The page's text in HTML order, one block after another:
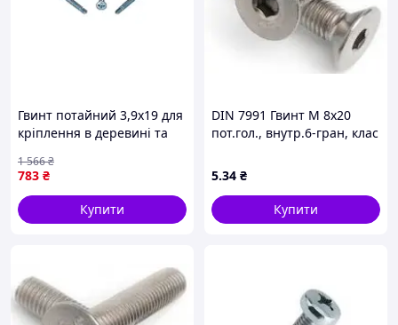
Гвинт потайний 3,9х19 для
кріплення в деревині та
паковання ТМ КРЕПТЕХ
783 ₴
1 566₴
Купити
DIN 7991 Гвинт М 8х20
пот.гол., внутр.6-гран, клас
оцинкований
5.34 ₴
Купити